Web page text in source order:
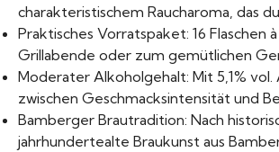
charakteristischem Raucharoma, das
Praktisches Vorratspaket: 16 Flaschen
Grillabende oder zum gemütlichen
Moderater Alkoholgehalt: Mit 5,1%
zwischen Geschmacksintensität und
Bamberger Brautradition: Nach
jahrhundertealte Braukunst aus